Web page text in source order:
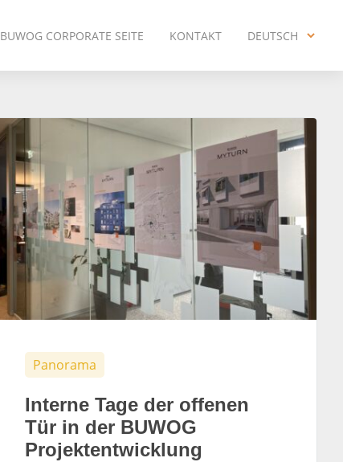
BUWOG CORPORATE SEITE KONTAKT DEUTSCH
Panorama
Interne Tage der offenen
Tür in der BUWOG
Projektentwicklung